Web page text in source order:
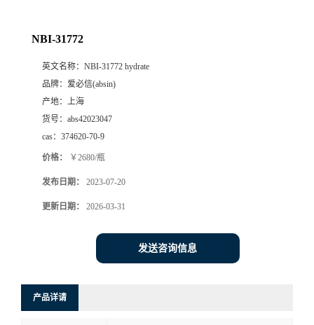
NBI-31772
英文名称： NBI-31772 hydrate
品牌： 爱必信(absin)
产地： 上海
货号： abs42023047
cas： 374620-70-9
价格： ￥2680/瓶
发布日期： 2023-07-20
更新日期： 2026-03-31
发送咨询信息
产品详请